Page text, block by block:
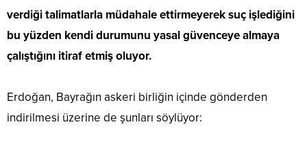
verdiği talimatlarla müdahale ettirmeyerek suç işlediğini
bu yüzden kendi durumunu yasal güvenceye almaya
çalıştığını itiraf etmiş oluyor.
Erdoğan, Bayrağın askeri birliğin içinde gönderden
indirilmesi üzerine de şunları söylüyor: